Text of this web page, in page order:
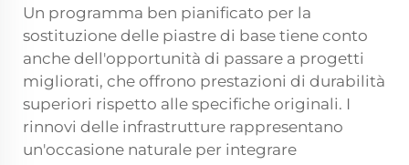
Un programma ben pianificato per la
sostituzione delle piastre di base tiene conto
anche dell'opportunità di passare a progetti
migliorati, che offrono prestazioni di durabilità
superiori rispetto alle specifiche originali. I
rinnovi delle infrastrutture rappresentano
un'occasione naturale per integrare